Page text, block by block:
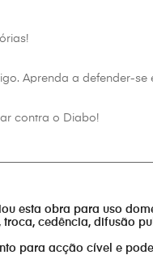
Aprenda a defender-se
contra o Diabo!
esta obra para uso
cedência, difusão
para acção cível e